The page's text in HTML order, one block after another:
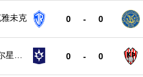
未克 0 - 0
星女
0 - 0